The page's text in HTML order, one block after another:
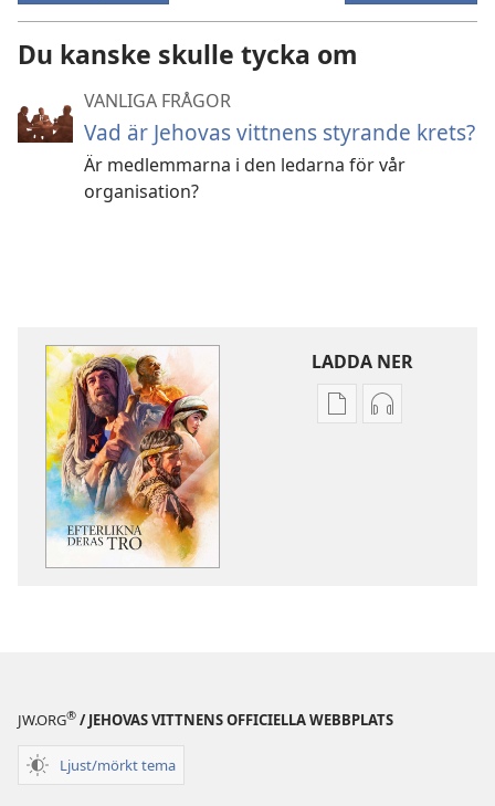
Du kanske skulle tycka om
VANLIGA FRÅGOR
Vad är Jehovas vittnens styrande krets?
Är medlemmarna i den ledarna för vår
organisation?
LADDA NER
Valmöjligheter
JW.ORG® / JEHOVAS VITTNENS OFFICIELLA WEBBPLATS
Ljust/mörkt tema